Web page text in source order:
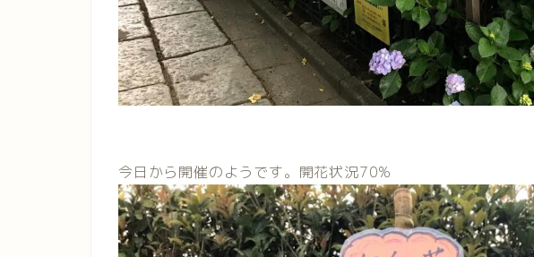
今日から開催のようです。開花状況70%